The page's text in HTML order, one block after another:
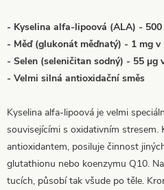
- Kyselina alfa-lipoová (ALA) -
- Měď (glukonát měďnatý) - 1 mg v
- Selen (seleničitan sodný) - 55 µg
- Velmi silná antioxidační směs
Kyselina alfa-lipoová je velmi
souvisejícími s oxidativním stresem.
antioxidantem, posiluje činnost
glutathionu nebo koenzymu Q10.
tucích, působí tak všude po těle.